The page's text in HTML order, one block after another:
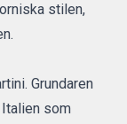
stilen,
Grundaren
som